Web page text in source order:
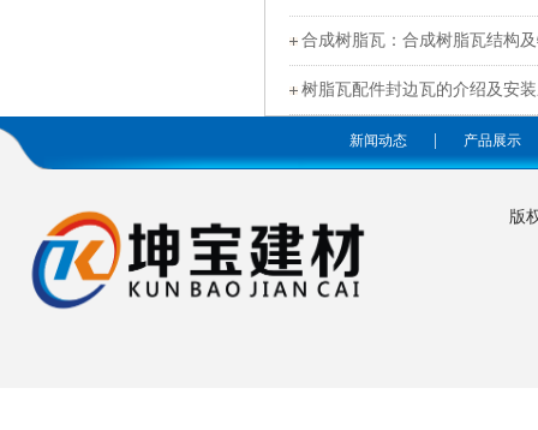
合成树脂瓦：合成树脂瓦结构
树脂瓦配件封边瓦的介绍及安
新闻动态 产品展示
版